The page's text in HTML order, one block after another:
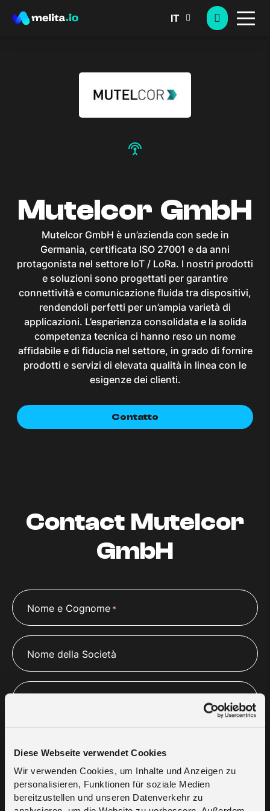
Diese Webseite verwendet Cookies
Wir verwenden Cookies, um Inhalte und Anzeigen zu
personalisieren, Funktionen für soziale Medien
bereitzustellen und unseren Datenverkehr zu
IT
settings_input_antenna
Mutelcor GmbH
Mutelcor GmbH è un’azienda con sede in
Germania, certificata ISO 27001 e da anni
protagonista nel settore IoT / LoRa. I nostri prodotti
e soluzioni sono progettati per garantire
connettività e comunicazione fluida tra dispositivi,
rendendoli perfetti per un’ampia varietà di
applicazioni. L’esperienza consolidata e la solida
competenza tecnica ci hanno reso un nome
affidabile e di fiducia nel settore, in grado di fornire
prodotti e servizi di elevata qualità in linea con le
esigenze dei clienti.
Contatto
Contact Mutelcor
GmbH
Nome e Cognome *
Nome della Società
Numero di telefono